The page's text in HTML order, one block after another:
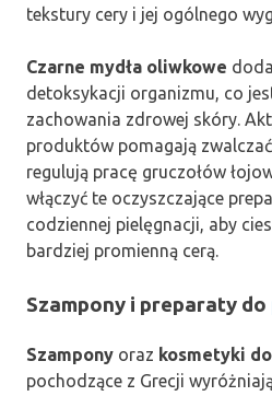
tekstury cery i jej ogólnego
Czarne mydła oliwkowe
detoksykacji organizmu, co
zachowania zdrowej skóry.
produktów pomagają
regulują pracę gruczołów
włączyć te oczyszczające
codziennej pielęgnacji, aby
bardziej promienną cerą.
Szampony i preparaty do
Szampony oraz kosmetyki
pochodzące z Grecji